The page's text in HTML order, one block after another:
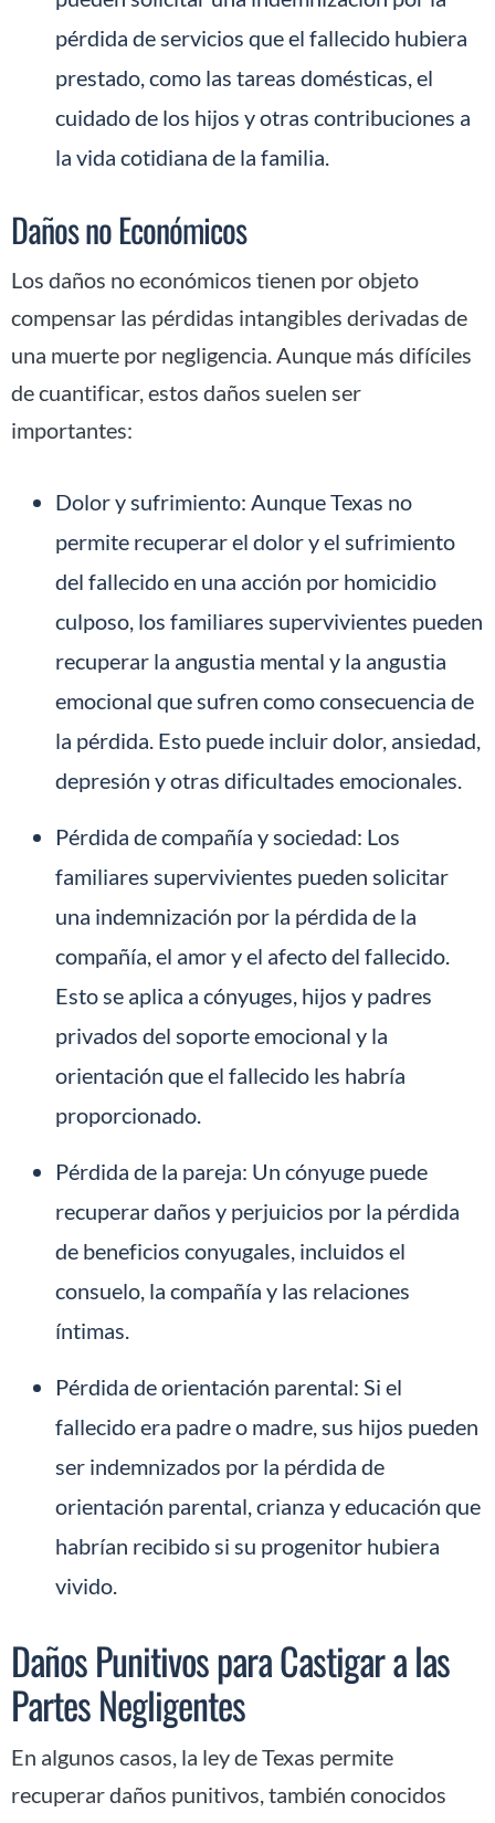
pérdida de servicios que el fallecido hubiera
prestado, como las tareas domésticas, el
cuidado de los hijos y otras contribuciones a
la vida cotidiana de la familia.
Daños no Económicos
Los daños no económicos tienen por objeto
compensar las pérdidas intangibles derivadas de
una muerte por negligencia. Aunque más difíciles
de cuantificar, estos daños suelen ser
importantes:
Dolor y sufrimiento: Aunque Texas no
permite recuperar el dolor y el sufrimiento
del fallecido en una acción por homicidio
culposo, los familiares supervivientes pueden
recuperar la angustia mental y la angustia
emocional que sufren como consecuencia de
la pérdida. Esto puede incluir dolor, ansiedad,
depresión y otras dificultades emocionales.
Pérdida de compañía y sociedad: Los
familiares supervivientes pueden solicitar
una indemnización por la pérdida de la
compañía, el amor y el afecto del fallecido.
Esto se aplica a cónyuges, hijos y padres
privados del soporte emocional y la
orientación que el fallecido les habría
proporcionado.
Pérdida de la pareja: Un cónyuge puede
recuperar daños y perjuicios por la pérdida
de beneficios conyugales, incluidos el
consuelo, la compañía y las relaciones
íntimas.
Pérdida de orientación parental: Si el
fallecido era padre o madre, sus hijos pueden
ser indemnizados por la pérdida de
orientación parental, crianza y educación que
habrían recibido si su progenitor hubiera
vivido.
Daños Punitivos para Castigar a las
Partes Negligentes
En algunos casos, la ley de Texas permite
recuperar daños punitivos, también conocidos